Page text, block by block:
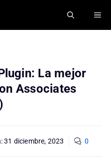
La mejor
Associates
31 diciembre, 2023 0